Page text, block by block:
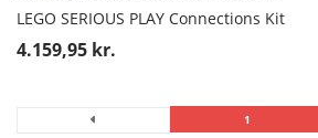
LEGO SERIOUS PLAY Connections Kit
4.159,95 kr.
1